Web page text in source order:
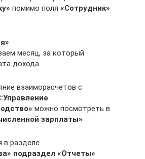
помимо поля «Сотрудник»
месяц, за который
дохода.
взаиморасчетов с
можно посмотреть в
зарплаты»
в разделе
подраздел «Отчеты»